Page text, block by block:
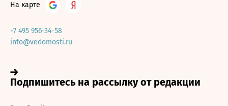
На карте
+7 495 956-34-58
info@vedomosti.ru